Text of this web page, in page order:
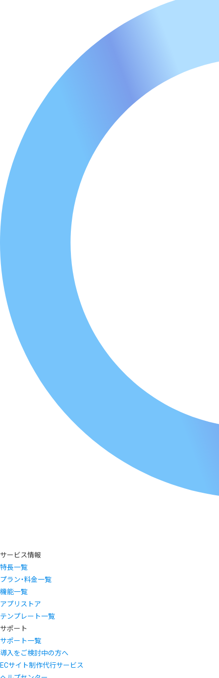
サービス情報
特長一覧
プラン・料金一覧
機能一覧
アプリストア
テンプレート一覧
サポート
サポート一覧
導入をご検討中の方へ
ECサイト制作代行サービス